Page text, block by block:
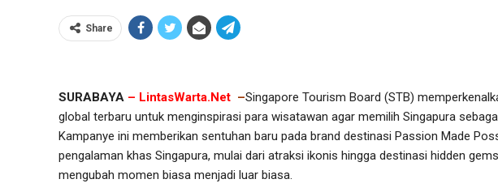
Share
SURABAYA – LintasWarta.Net –Singapore Tourism Board (STB)
global terbaru untuk menginspirasi para wisatawan agar memilih Singapura
Kampanye ini memberikan sentuhan baru pada brand destinasi Passion Made
pengalaman khas Singapura, mulai dari atraksi ikonis hingga destinasi hidden
mengubah momen biasa menjadi luar biasa.